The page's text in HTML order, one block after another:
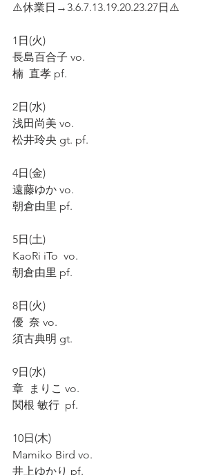
⚠️休業日→3.6.7.13.19.20.23.27日⚠️
1日(火)
長島百合子 vo.
楠  直孝 pf.
2日(水)
浅田尚美 vo.
松井玲央 gt. pf.
4日(金)
遠藤ゆか vo.
朝倉由里 pf.
5日(土)
KaoRi iTo  vo.
朝倉由里 pf.
8日(火)
優  奈 vo.
須古典明 gt.
9日(水)
章  まりこ vo.
関根 敏行  pf.
10日(木)
Mamiko Bird vo.
井上ゆかり pf.